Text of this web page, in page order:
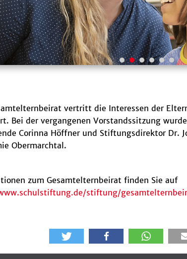
vertritt die Interessen der
Bei der vergangenen Vorstandssitzung
Corinna Höffner und Stiftungsdirektor Dr.
Obermarchtal.
zum Gesamtelternbeirat finden Sie auf
stiftung/